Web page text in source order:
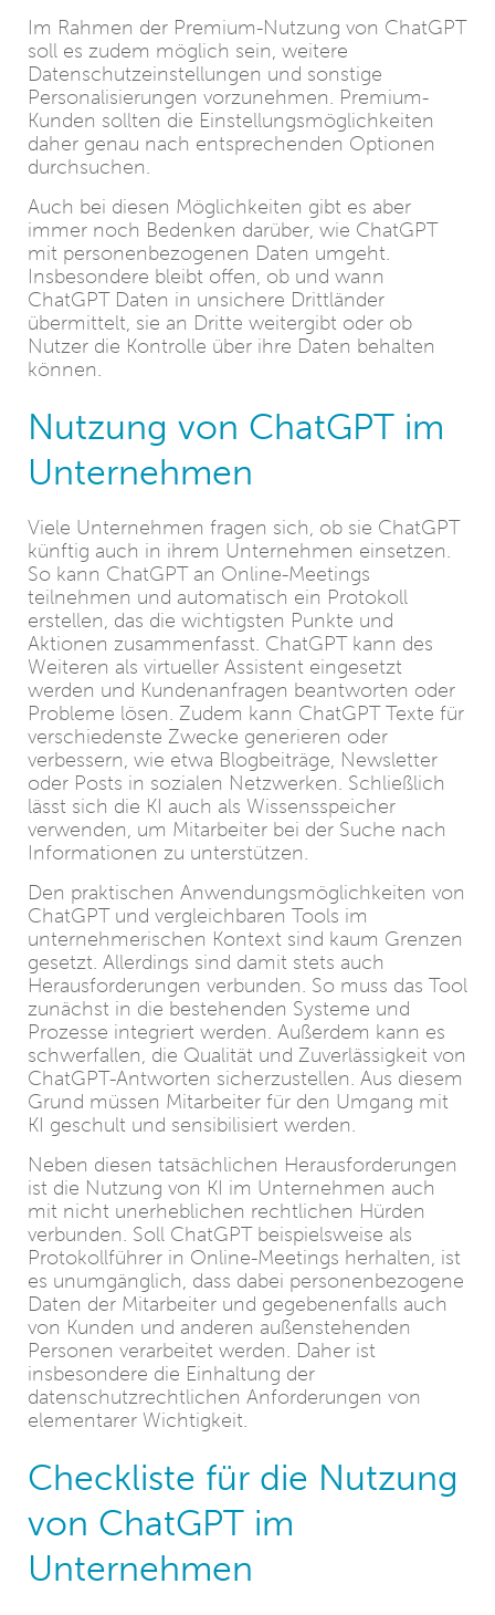
Im Rahmen der Premium-Nutzung von ChatGPT
soll es zudem möglich sein, weitere
Datenschutzeinstellungen und sonstige
Personalisierungen vorzunehmen. Premium-
Kunden sollten die Einstellungsmöglichkeiten
daher genau nach entsprechenden Optionen
durchsuchen.
Auch bei diesen Möglichkeiten gibt es aber
immer noch Bedenken darüber, wie ChatGPT
mit personenbezogenen Daten umgeht.
Insbesondere bleibt offen, ob und wann
ChatGPT Daten in unsichere Drittländer
übermittelt, sie an Dritte weitergibt oder ob
Nutzer die Kontrolle über ihre Daten behalten
können.
Nutzung von ChatGPT im
Unternehmen
Viele Unternehmen fragen sich, ob sie ChatGPT
künftig auch in ihrem Unternehmen einsetzen.
So kann ChatGPT an Online-Meetings
teilnehmen und automatisch ein Protokoll
erstellen, das die wichtigsten Punkte und
Aktionen zusammenfasst. ChatGPT kann des
Weiteren als virtueller Assistent eingesetzt
werden und Kundenanfragen beantworten oder
Probleme lösen. Zudem kann ChatGPT Texte für
verschiedenste Zwecke generieren oder
verbessern, wie etwa Blogbeiträge, Newsletter
oder Posts in sozialen Netzwerken. Schließlich
lässt sich die KI auch als Wissensspeicher
verwenden, um Mitarbeiter bei der Suche nach
Informationen zu unterstützen.
Den praktischen Anwendungsmöglichkeiten von
ChatGPT und vergleichbaren Tools im
unternehmerischen Kontext sind kaum Grenzen
gesetzt. Allerdings sind damit stets auch
Herausforderungen verbunden. So muss das Tool
zunächst in die bestehenden Systeme und
Prozesse integriert werden. Außerdem kann es
schwerfallen, die Qualität und Zuverlässigkeit von
ChatGPT-Antworten sicherzustellen. Aus diesem
Grund müssen Mitarbeiter für den Umgang mit
KI geschult und sensibilisiert werden.
Neben diesen tatsächlichen Herausforderungen
ist die Nutzung von KI im Unternehmen auch
mit nicht unerheblichen rechtlichen Hürden
verbunden. Soll ChatGPT beispielsweise als
Protokollführer in Online-Meetings herhalten, ist
es unumgänglich, dass dabei personenbezogene
Daten der Mitarbeiter und gegebenenfalls auch
von Kunden und anderen außenstehenden
Personen verarbeitet werden. Daher ist
insbesondere die Einhaltung der
datenschutzrechtlichen Anforderungen von
elementarer Wichtigkeit.
Checkliste für die Nutzung
von ChatGPT im
Unternehmen